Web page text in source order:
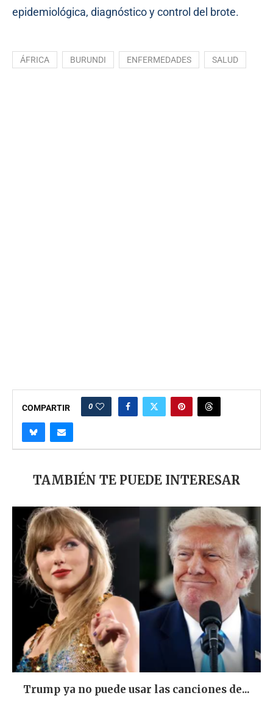
epidemiológica, diagnóstico y control del brote.
ÁFRICA BURUNDI ENFERMEDADES SALUD
COMPARTIR 0
TAMBIÉN TE PUEDE INTERESAR
Trump ya no puede usar las canciones de...